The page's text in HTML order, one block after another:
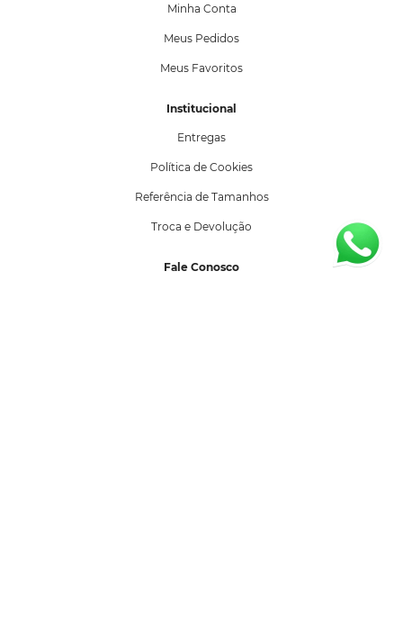
Minha Conta
Meus Pedidos
Meus Favoritos
Institucional
Entregas
Política de Cookies
Referência de Tamanhos
Troca e Devolução
Fale Conosco